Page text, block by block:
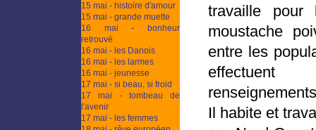
15 mai - histoire d'amour
15 mai - grande muette
16 mai - bonheur
retrouvé
16 mai - les Danois
16 mai - les larmes
16 mai - jeunesse
17 mai - si beau, si froid
17 mai - tombeau de
l'avenir
17 mai - les femmes
travaille
moustache
entre les
Il habite et